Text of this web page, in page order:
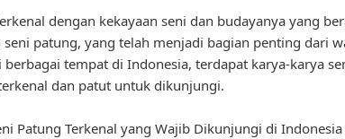
dengan kekayaan seni dan budayanya yang
seni patung, yang telah menjadi bagian penting dari
berbagai tempat di Indonesia, terdapat karya-karya
dan patut untuk dikunjungi.
Patung Terkenal yang Wajib Dikunjungi di